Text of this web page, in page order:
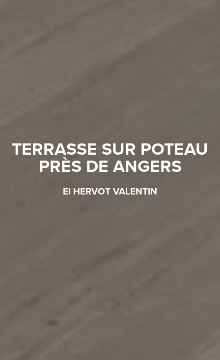
TERRASSE SUR POTEAU
PRÈS DE ANGERS
EI HERVOT VALENTIN